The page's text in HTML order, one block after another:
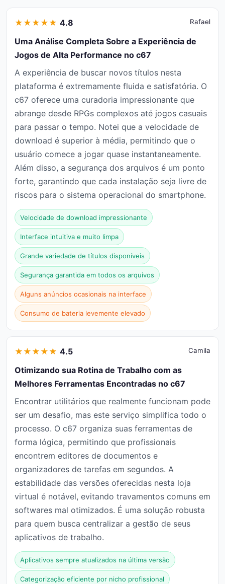
★ ★ ★ ★ ★ 4.8 Rafael
Uma Análise Completa Sobre a Experiência de
Jogos de Alta Performance no c67
A experiência de buscar novos títulos nesta
plataforma é extremamente fluida e satisfatória. O
c67 oferece uma curadoria impressionante que
abrange desde RPGs complexos até jogos casuais
para passar o tempo. Notei que a velocidade de
download é superior à média, permitindo que o
usuário comece a jogar quase instantaneamente.
Além disso, a segurança dos arquivos é um ponto
forte, garantindo que cada instalação seja livre de
riscos para o sistema operacional do smartphone.
Velocidade de download impressionante
Interface intuitiva e muito limpa
Grande variedade de títulos disponíveis
Segurança garantida em todos os arquivos
Alguns anúncios ocasionais na interface
Consumo de bateria levemente elevado
★ ★ ★ ★ ★ 4.5 Camila
Otimizando sua Rotina de Trabalho com as
Melhores Ferramentas Encontradas no c67
Encontrar utilitários que realmente funcionam pode
ser um desafio, mas este serviço simplifica todo o
processo. O c67 organiza suas ferramentas de
forma lógica, permitindo que profissionais
encontrem editores de documentos e
organizadores de tarefas em segundos. A
estabilidade das versões oferecidas nesta loja
virtual é notável, evitando travamentos comuns em
softwares mal otimizados. É uma solução robusta
para quem busca centralizar a gestão de seus
aplicativos de trabalho.
Aplicativos sempre atualizados na última versão
Categorização eficiente por nicho profissional